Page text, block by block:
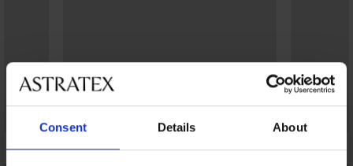
Consent Details About